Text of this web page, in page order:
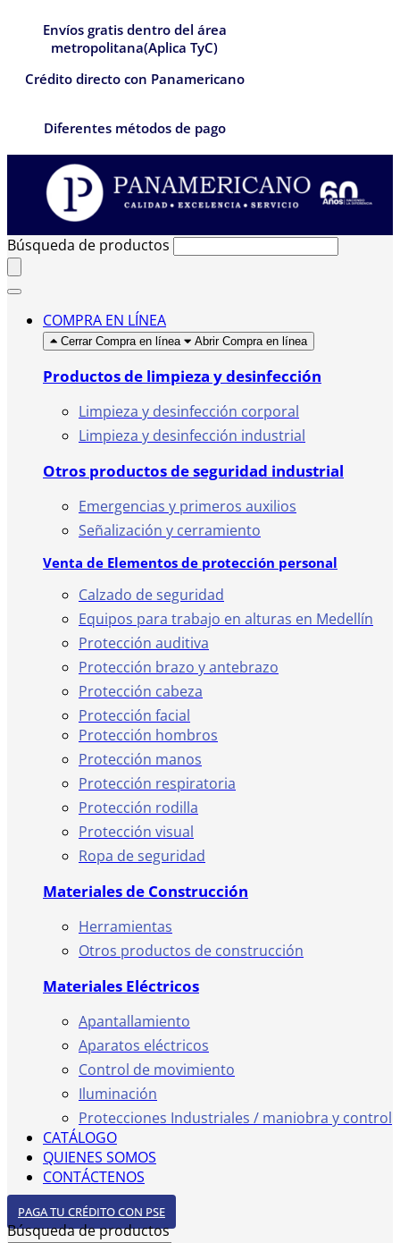
Envíos gratis dentro del área
metropolitana(Aplica TyC)
Crédito directo con Panamericano
Diferentes métodos de pago
Búsqueda de productos
COMPRA EN LÍNEA
Cerrar Compra en línea Abrir Compra en línea
Productos de limpieza y desinfección
Limpieza y desinfección corporal
Limpieza y desinfección industrial
Otros productos de seguridad industrial
Emergencias y primeros auxilios
Señalización y cerramiento
Venta de Elementos de protección personal
Calzado de seguridad
Equipos para trabajo en alturas en Medellín
Protección auditiva
Protección brazo y antebrazo
Protección cabeza
Protección facial
Protección hombros
Protección manos
Protección respiratoria
Protección rodilla
Protección visual
Ropa de seguridad
Materiales de Construcción
Herramientas
Otros productos de construcción
Materiales Eléctricos
Apantallamiento
Aparatos eléctricos
Control de movimiento
Iluminación
Protecciones Industriales / maniobra y control
CATÁLOGO
QUIENES SOMOS
CONTÁCTENOS
PAGA TU CRÉDITO CON PSE
Búsqueda de productos